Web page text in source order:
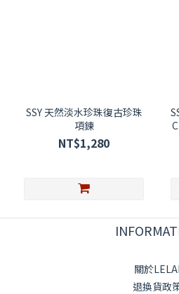
SSY 天然淡水珍珠復古珍珠
項鍊
NT$1,280
SSY Evil
關於LELAI
退換貨政